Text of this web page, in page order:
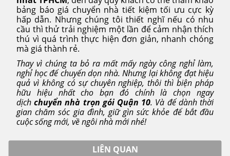
bảng báo giá chuyển nhà tiết kiệm tối ưu cực kỳ
hấp dẫn. Nhưng chúng tôi thiết nghĩ nếu có nhu
cầu thì thử trải nghiệm một lần để cảm nhận thích
thú vì quá trình thực hiện đơn giản, nhanh chóng
mà giá thành rẻ.
Thay vì chúng ta bỏ ra mất mấy ngày công nghỉ làm,
nghỉ học để chuyển dọn nhà. Nhưng lại không đạt hiệu
quả vì không có sự chuyên nghiệp, thôi thì biện pháp
hữu hiệu nhất cho bạn đó chính là chọn ngay
dịchchuyển nhà trọn gói Quận 10. Và để dành thời
gian chăm sóc gia đình, giữ gìn sức khỏe để bắt đầu
cuộc sống mới, về ngôi nhà mới nhé!
LIÊN QUAN